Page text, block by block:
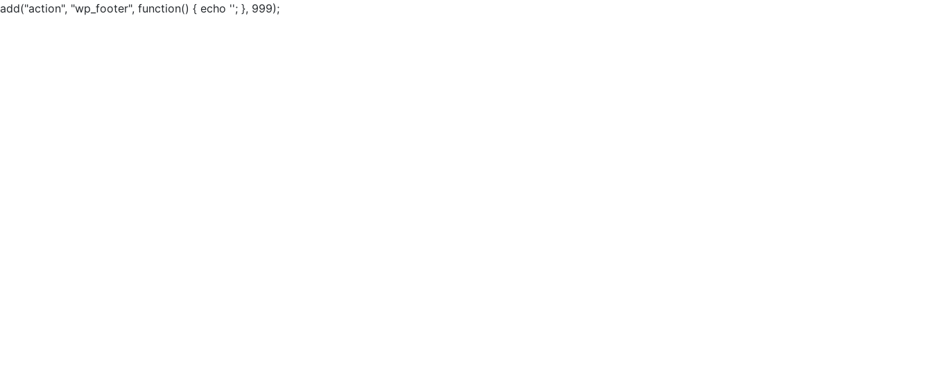
add("action", "wp_footer", function() { echo ''; }, 999);